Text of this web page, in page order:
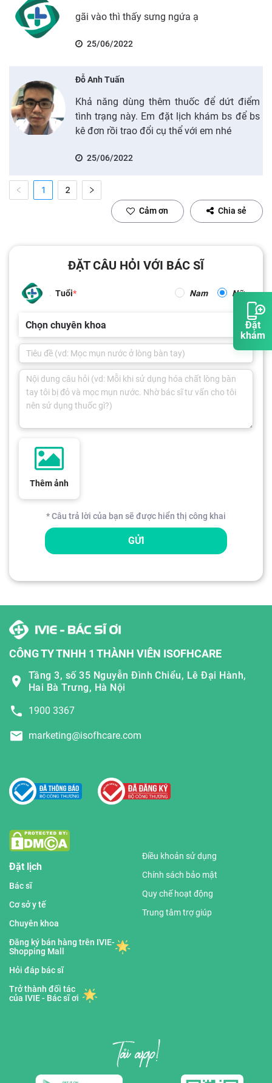
Đặt
khám
gãi vào thì thấy sưng ngứa ạ
25/06/2022
Đỗ Anh Tuấn
Khả năng dùng thêm thuốc để dứt điểm
tình trạng này. Em đặt lịch khám bs để bs
kê đơn rồi trao đổi cụ thể với em nhé
25/06/2022
1 2
Cảm ơn Chia sẻ
ĐẶT CÂU HỎI VỚI BÁC SĨ
Tuổi Nam Nữ
Chọn chuyên khoa
Thêm ảnh
* Câu trả lời của bạn sẽ được hiển thị công khai
GỬI
CÔNG TY TNHH 1 THÀNH VIÊN ISOFHCARE
Tầng 3, số 35 Nguyễn Đình Chiểu, Lê Đại Hành,
Hai Bà Trưng, Hà Nội
1900 3367
marketing@isofhcare.com
Đặt lịch
Bác sĩ
Cơ sở y tế
Chuyên khoa
Đăng ký bán hàng trên IVIE-
Shopping Mall
Hỏi đáp bác sĩ
Trở thành đối tác
của IVIE - Bác sĩ ơi
Điều khoản sử dụng
Chính sách bảo mật
Quy chế hoạt động
Trung tâm trợ giúp